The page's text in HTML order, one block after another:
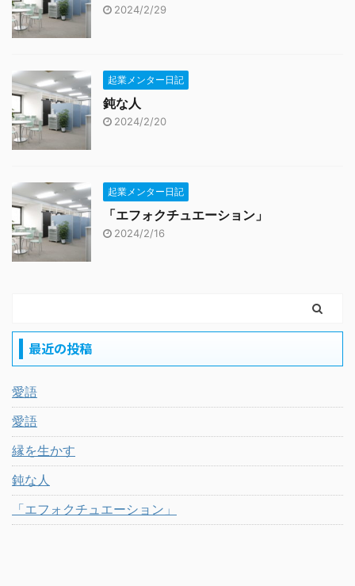
2024/2/29
起業メンター日記
鈍な人
2024/2/20
起業メンター日記
「エフォクチュエーション」
2024/2/16
最近の投稿
愛語
愛語
縁を生かす
鈍な人
「エフォクチュエーション」